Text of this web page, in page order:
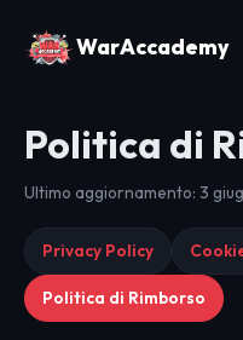
WarAccademy
Politica di
Ultimo aggiornamento: 3
Privacy Policy
Politica di Rimborso